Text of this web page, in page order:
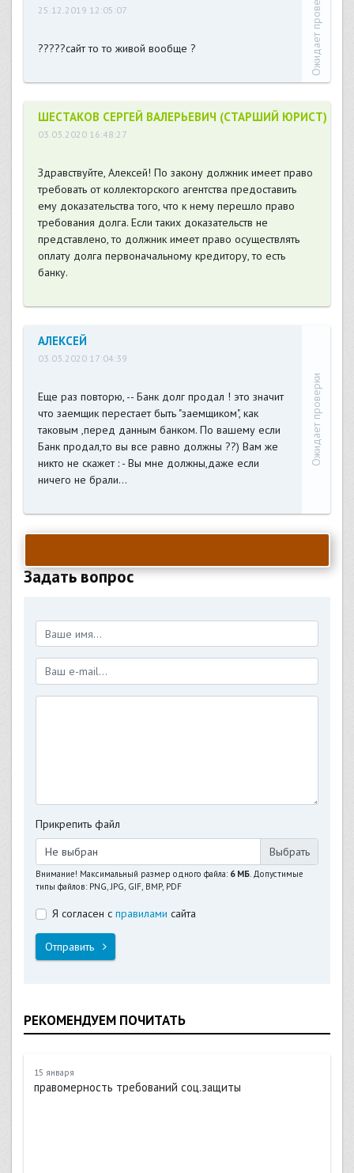
25.12.2019 12:05:07
?????сайт то то живой вообще ? Ожидает проверки
ШЕСТАКОВ СЕРГЕЙ ВАЛЕРЬЕВИЧ (СТАРШИЙ ЮРИСТ)
03.03.2020 16:48:27
Здравствуйте, Алексей! По закону должник имеет право
требовать от коллекторского агентства предоставить
ему доказательства того, что к нему перешло право
требования долга. Если таких доказательств не
представлено, то должник имеет право осуществлять
оплату долга первоначальному кредитору, то есть
банку.
АЛЕКСЕЙ
03.03.2020 17:04:39
Еще раз повторю, -- Банк долг продал ! это значит
что заемщик перестает быть "заемщиком", как
таковым ,перед данным банком. По вашему если
Банк продал,то вы все равно должны ??) Вам же
никто не скажет : - Вы мне должны,даже если
ничего не брали...
Ожидает проверки
Задать вопрос
Прикрепить файл
Не выбран
Внимание! Максимальный размер одного файла: 6 МБ. Допустимые
типы файлов: PNG, JPG, GIF, BMP, PDF
Я согласен с правилами сайта
Отправить
РЕКОМЕНДУЕМ ПОЧИТАТЬ
15 января
правомерность требований соц.защиты